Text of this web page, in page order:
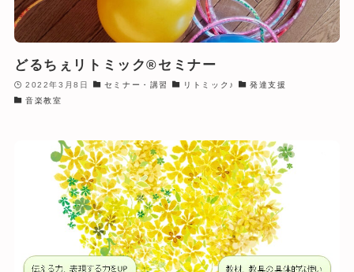
どるちぇリトミック®セミナー
2022年3月8日 セミナー・講習 リトミック♪
発達支援
音楽教室